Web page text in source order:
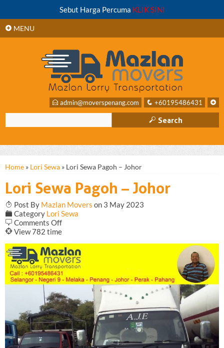
Sebut Harga Percuma KLIK SINI
+ MENU
+
q +60195486431
E admin@moverspenang.com
M Search
Home » Lori Sewa » Lori Sewa Pagoh – Johor
Lori Sewa Pagoh – Johor
T Post By Mazlan Movers on 3 May 2023
F Category Lori Sewa
b Comments Offon
Lori
Pagoh
–
Johor
@ View 782 time